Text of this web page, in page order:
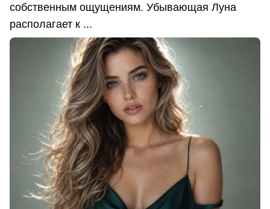
собственным ощущениям. Убывающая Луна
располагает к ...